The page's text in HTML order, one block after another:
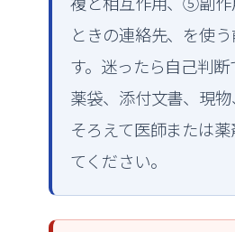
ときの連絡先、を使
す。迷ったら自己判断
薬袋、添付文書、現
そろえて医師または
てください。